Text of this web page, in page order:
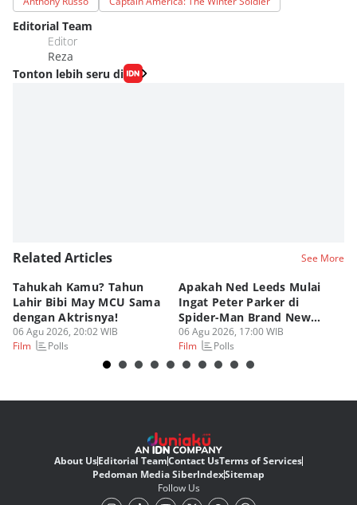
Editorial Team
Editor
Reza
Tonton lebih seru di
Related Articles See More
Tahukah Kamu? Tahun
Lahir Bibi May MCU Sama
dengan Aktrisnya!
06 Agu 2026, 20:02 WIB
Film
Polls
Apakah Ned Leeds Mulai
Ingat Peter Parker di
Spider-Man Brand New
Day?
06 Agu 2026, 17:00 WIB
Film
Polls
About UsEditorial TeamContact UsTerms of Services
Pedoman Media SiberIndexSitemap
Follow Us